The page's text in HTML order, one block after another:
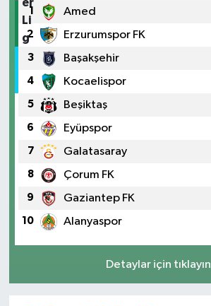
1 Amed
2 Erzurumspor FK
3 Başakşehir
4 Kocaelispor
5 Beşiktaş
6 Eyüpspor
7 Galatasaray
8 Çorum FK
9 Gaziantep FK
10 Alanyaspor
Detaylar için tıklayın